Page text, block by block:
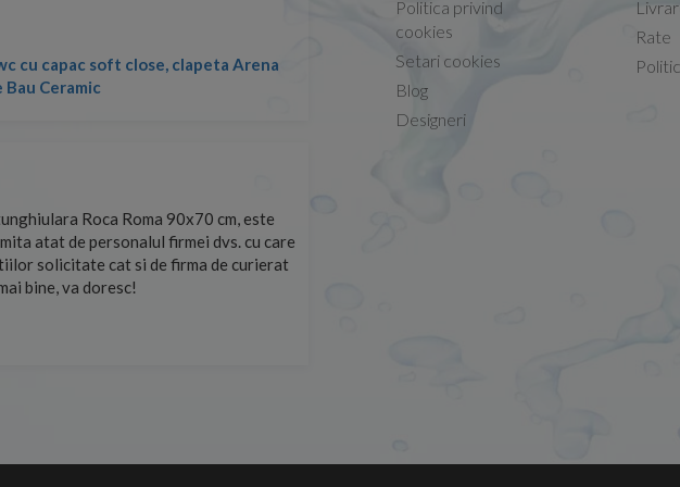
cu capac soft close, clapeta Arena
Ceramic
Conform descrierii!
13.02.2026
Roca Roma 90x70 cm, este
atat de personalul firmei dvs. cu care
solicitate cat si de firma de curierat
bine, va doresc!
Politica privind
cookies
Setari cookies
Blog
Designeri
Rate